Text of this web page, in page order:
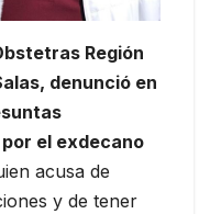
Región
denunció en
el exdecano
acusa de
y de tener